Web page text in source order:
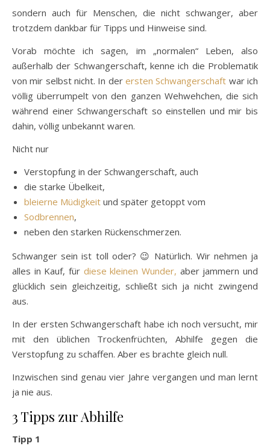
sondern auch für Menschen, die nicht schwanger, aber
trotzdem dankbar für Tipps und Hinweise sind.
Vorab möchte ich sagen, im „normalen“ Leben, also
außerhalb der Schwangerschaft, kenne ich die Problematik
von mir selbst nicht. In der ersten Schwangerschaft war ich
völlig überrumpelt von den ganzen Wehwehchen, die sich
während einer Schwangerschaft so einstellen und mir bis
dahin, völlig unbekannt waren.
Nicht nur
Verstopfung in der Schwangerschaft, auch
die starke Übelkeit,
bleierne Müdigkeit und später getoppt vom
Sodbrennen,
neben den starken Rückenschmerzen.
Schwanger sein ist toll oder? 😉 Natürlich. Wir nehmen ja
alles in Kauf, für diese kleinen Wunder, aber jammern und
glücklich sein gleichzeitig, schließt sich ja nicht zwingend
aus.
In der ersten Schwangerschaft habe ich noch versucht, mir
mit den üblichen Trockenfrüchten, Abhilfe gegen die
Verstopfung zu schaffen. Aber es brachte gleich null.
Inzwischen sind genau vier Jahre vergangen und man lernt
ja nie aus.
3 Tipps zur Abhilfe
Tipp 1